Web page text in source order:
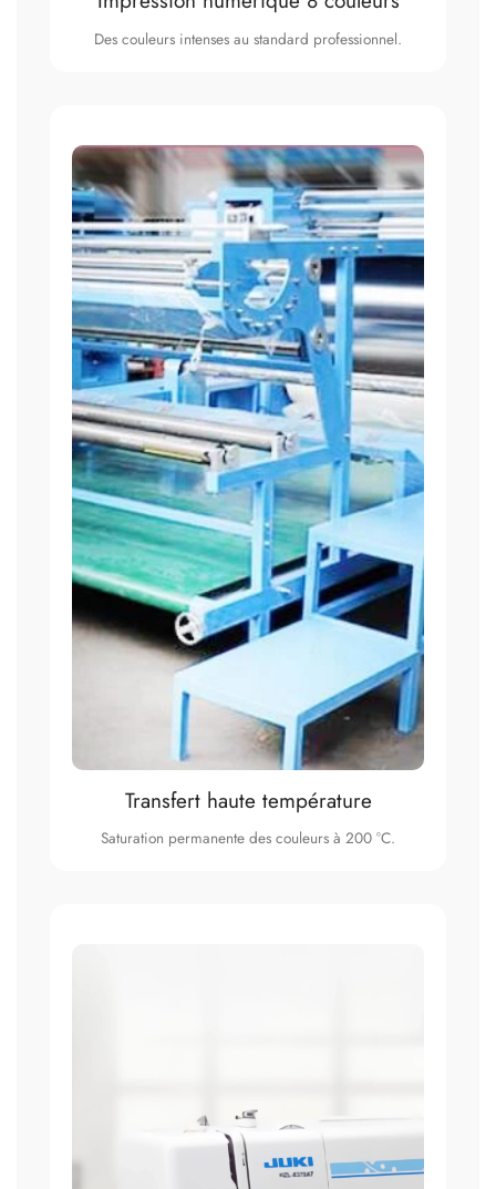
Des couleurs intenses au standard professionnel.
Transfert haute température
Saturation permanente des couleurs à 200 °C.